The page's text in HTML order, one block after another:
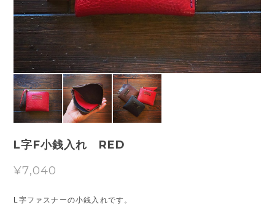
L字F小銭入れ RED
¥7,040
L字ファスナーの小銭入れです。